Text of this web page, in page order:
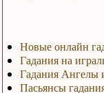
Новые онлайн
Гадания на
Гадания Ангелы
Пасьянсы